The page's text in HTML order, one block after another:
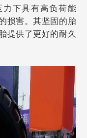
下具有高负荷能
损害。其坚固的胎
提供了更好的耐久